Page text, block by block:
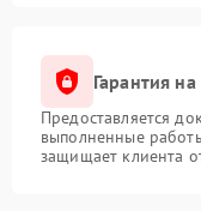
Гарантия
Предоставляется
выполненные
защищает клиента